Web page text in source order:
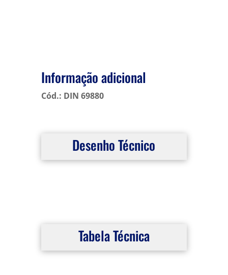
Informação adicional
Cód.: DIN 69880
Desenho Técnico
Tabela Técnica